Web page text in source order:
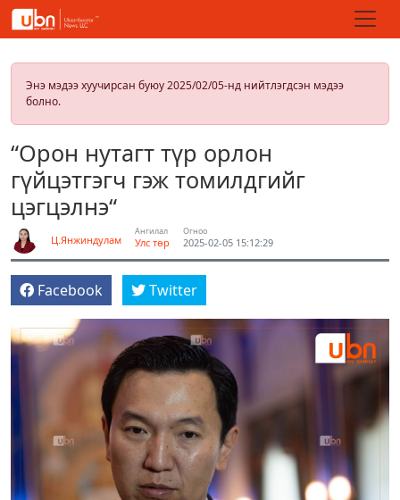
Энэ мэдээ хуучирсан буюу 2025/02/05-нд нийтлэгдсэн мэдээ
болно.
“Орон нутагт түр орлон
гүйцэтгэгч гэж томилдгийг
цэгцэлнэ“
Ц.Янжиндулам
Ангилал
Улс төр
Огноо
2025-02-05 15:12:29
Facebook Twitter